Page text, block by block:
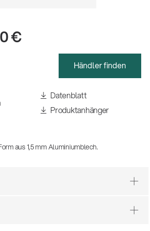
€
Händler finden
Datenblatt
Produktanhänger
aus 1,5 mm Aluminiumblech.